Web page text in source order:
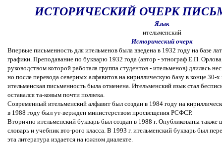
ИСТОРИЧЕСКИЙ ОЧЕРК
Язык
ительменский
Исторический очерк
Впервые письменность для ительменов была введена в 1932 году на базе
графики. Преподавание по букварю 1932 года (автор - этнограф Е.П.
руководством которой работала группа студентов - ительменов) длилась
но после перевода северных алфавитов на кириллическую базу в конце 30-х
ительменская письменность была отменена. Ительменский язык стал
оставался та-ковым почти полвека.
Современный ительменский алфавит был создан в 1984 году на
в 1988 году был ут-вержден министерством просвещения РСФСР.
Вторично ительменский букварь был создан в 1988 г. Опубликованы также
словарь и учебник вто-рого класса. В 1993 г. ительменский букварь был
эта литература издается на южном диалекте.